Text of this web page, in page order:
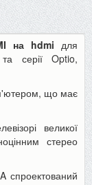
на hdmi для
серії Optio,
що має
великої
стерео
спроектований